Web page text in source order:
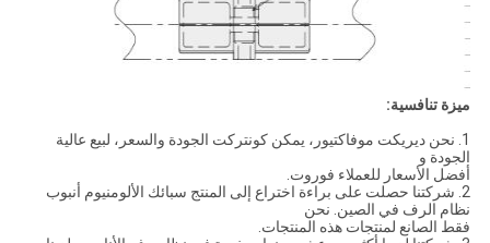
ميزة تنافسية:
1. نحن ديريكت موفاكتيور، يمكن كونتركت الجودة والسعر، لبيع عالية
الجودة و
أفضل الأسعار للعملاء فوروت.
2. شركتنا حصلت على براءة اختراع إلى المنتج سبائك الألومنيوم أنبوب
نظام الرف في الصين. نحن
فقط الصانع لمنتجات هذه المنتجات.